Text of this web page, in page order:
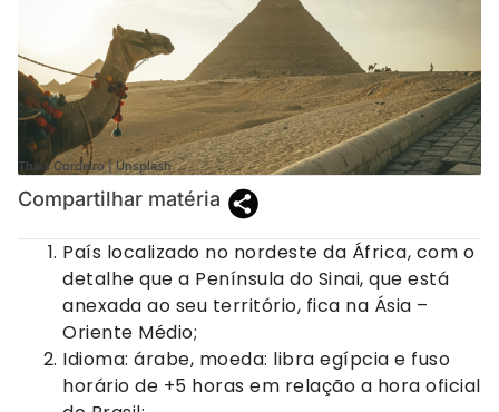
Thais Cordeiro | Unsplash
Compartilhar matéria
País localizado no nordeste da África, com o
detalhe que a Península do Sinai, que está
anexada ao seu território, fica na Ásia –
Oriente Médio;
Idioma: árabe, moeda: libra egípcia e fuso
horário de +5 horas em relação a hora oficial